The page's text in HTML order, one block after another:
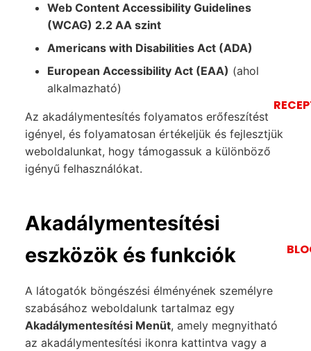
Web Content Accessibility Guidelines
(WCAG) 2.2 AA szint
Americans with Disabilities Act (ADA)
European Accessibility Act (EAA) (ahol
alkalmazható)
Az akadálymentesítés folyamatos erőfeszítést
igényel, és folyamatosan értékeljük és fejlesztjük
weboldalunkat, hogy támogassuk a különböző
igényű felhasználókat.
Akadálymentesítési
eszközök és funkciók
A látogatók böngészési élményének személyre
szabásához weboldalunk tartalmaz egy
Akadálymentesítési Menüt, amely megnyitható
az akadálymentesítési ikonra kattintva vagy a